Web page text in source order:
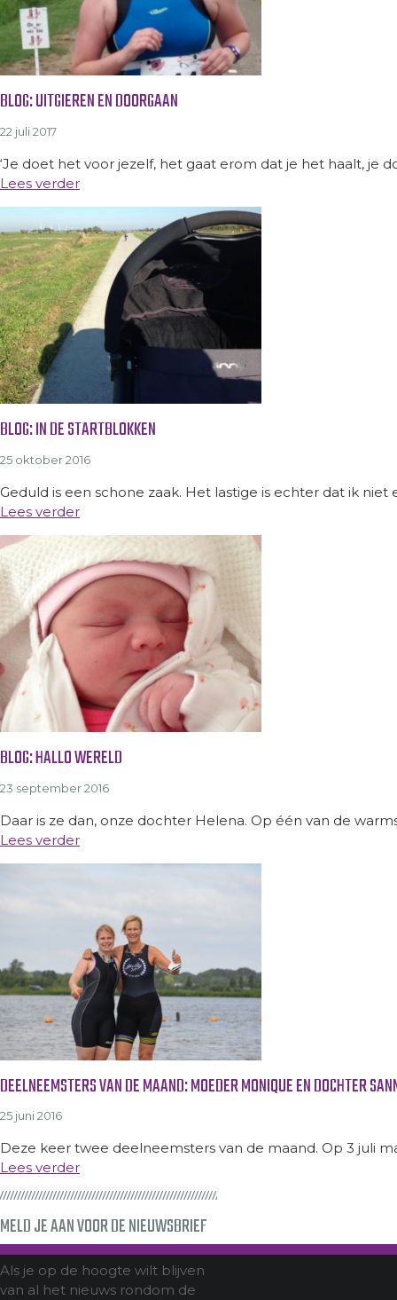
BLOG: UITGIEREN EN DOORGAAN
22 juli 2017
‘Je doet het voor jezelf, het gaat erom dat je het haalt, je
Lees verder
BLOG: IN DE STARTBLOKKEN
25 oktober 2016
Geduld is een schone zaak. Het lastige is echter dat ik
Lees verder
BLOG: HALLO WERELD
23 september 2016
Daar is ze dan, onze dochter Helena. Op één van de
Lees verder
DEELNEEMSTERS VAN DE MAAND: MOEDER MONIQUE EN DOCHTER
25 juni 2016
Deze keer twee deelneemsters van de maand. Op 3 juli
Lees verder
MELD JE AAN VOOR DE NIEUWSBRIEF
Als je op de hoogte wilt blijven
van al het nieuws rondom de